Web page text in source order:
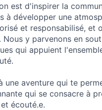
est d'inspirer la
à développer une
et responsabilisé, et
Nous y parvenons en
qui appuient
une aventure qui te
qui se consacre à
écouté.e.